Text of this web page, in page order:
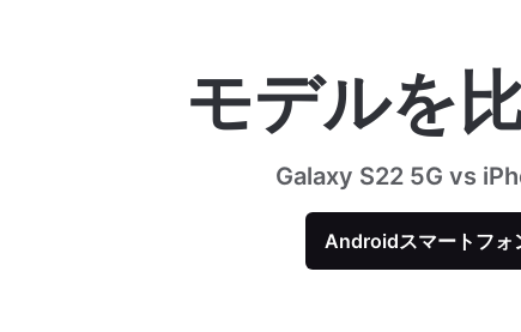
モデルを
Galaxy S22 5G vs
Androidスマートフォ